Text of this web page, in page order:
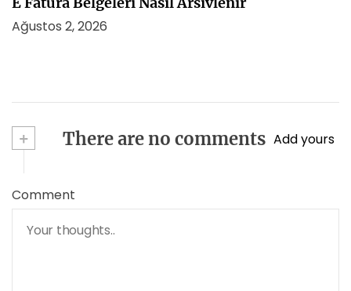
Ağustos 2, 2026
+ There are no comments Add yours
Comment